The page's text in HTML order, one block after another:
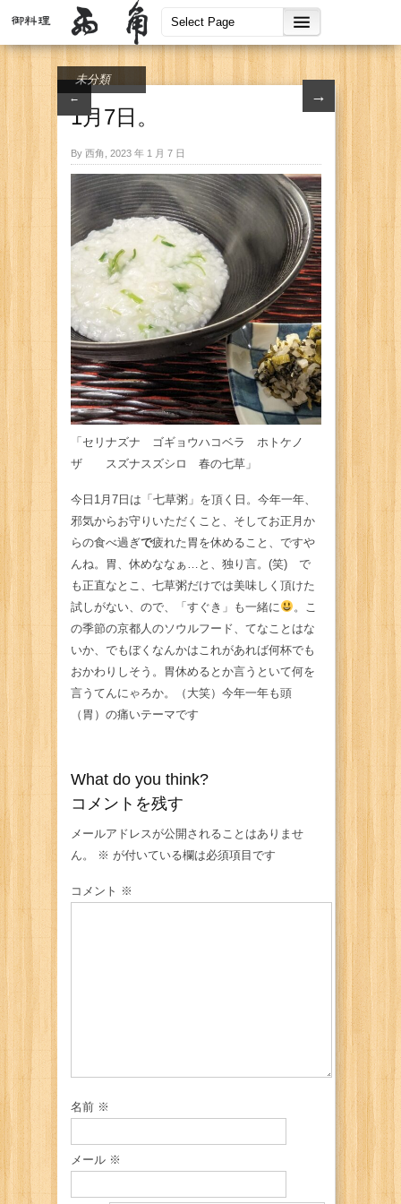
← →
未分類
1月7日。
By 西角, 2023 年 1 月 7 日
「セリナズナ ゴギョウハコベラ ホトケノ
ザ スズナスズシロ 春の七草」
今日1月7日は「七草粥」を頂く日。今年一年、
邪気からお守りいただくこと、そしてお正月か
らの食べ過ぎで疲れた胃を休めること、ですや
んね。胃、休めななぁ…と、独り言。(笑) で
も正直なとこ、七草粥だけでは美味しく頂けた
試しがない、ので、「すぐき」も一緒に
。こ
の季節の京都人のソウルフード、てなことはな
いか、でもぼくなんかはこれがあれば何杯でも
おかわりしそう。胃休めるとか言うといて何を
言うてんにゃろか。（大笑）今年一年も頭
（胃）の痛いテーマです
What do you think?
コメントを残す
メールアドレスが公開されることはありませ
ん。
※ が付いている欄は必須項目です
コメント ※
名前 ※
メール ※